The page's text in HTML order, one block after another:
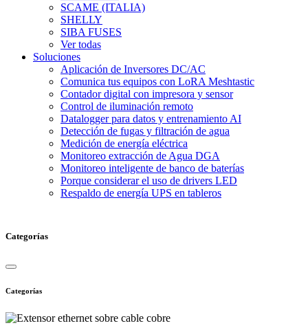
SCAME (ITALIA)
SHELLY
SIBA FUSES
Ver todas
Soluciones
Aplicación de Inversores DC/AC
Comunica tus equipos con LoRA Meshtastic
Contador digital con impresora y sensor
Control de iluminación remoto
Datalogger para datos y entrenamiento AI
Detección de fugas y filtración de agua
Medición de energía eléctrica
Monitoreo extracción de Agua DGA
Monitoreo inteligente de banco de baterías
Porque considerar el uso de drivers LED
Respaldo de energía UPS en tableros
Categorías
Categorías